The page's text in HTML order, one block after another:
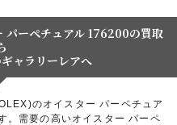
ーペチュアル 176200の買取
ャラリーレアへ
のオイスター パーペチュア
需要の高いオイスター パーペ